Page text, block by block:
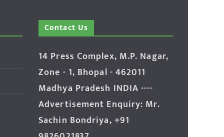
Contact Us
14 Press Complex, M.P. Nagar,
Zone - 1, Bhopal - 462011
Madhya Pradesh INDIA ----
Advertisement Enquiry: Mr.
Sachin Bondriya, +91